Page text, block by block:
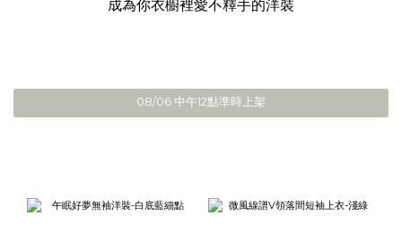
成為你衣櫥裡愛不釋手的洋裝
08/06 中午12點準時上架